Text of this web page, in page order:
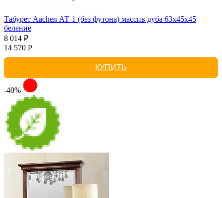
Табурет Aachen АТ-1 (без футона) массив дуба 63х45х45
беление
8 014 ₽
14 570 Р
КУПИТЬ
-40%